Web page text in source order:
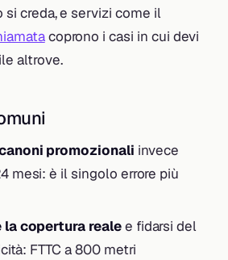
si creda, e servizi come il
coprono i casi in cui devi
altrove.
promozionali invece
mesi: è il singolo errore più
copertura realee fidarsi del
FTTC a 800 metri